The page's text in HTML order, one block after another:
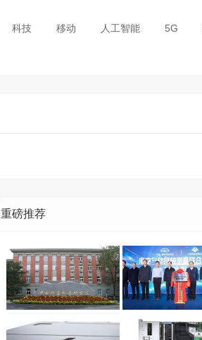
科技 移动 人工智能 5G
重磅推荐